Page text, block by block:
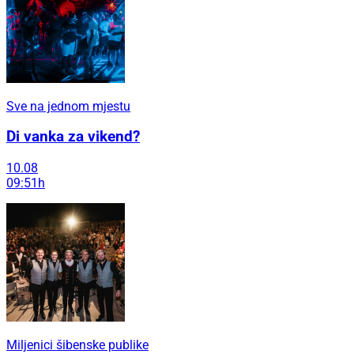
Sve na jednom mjestu
Di vanka za vikend?
10.08
09:51h
Miljenici šibenske publike